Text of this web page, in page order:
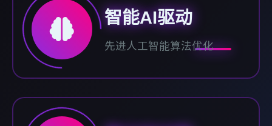
智能AI驱动
先进人工智能算法优化